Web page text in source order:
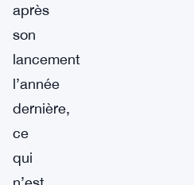
après
son
lancement
l’année
dernière,
ce
qui